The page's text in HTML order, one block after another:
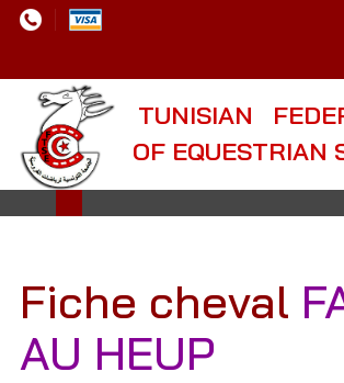
TUNISIAN
OF EQUESTRIAN
Fiche cheval
AU HEUP